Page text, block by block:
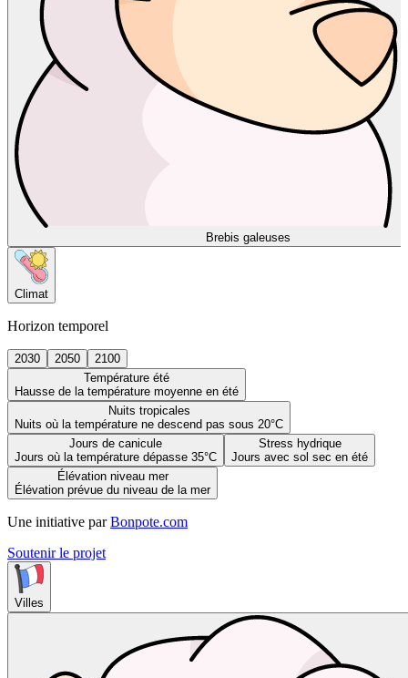
Brebis galeuses
Climat
Horizon temporel
2030 2050
2100
Température été
Hausse de la température moyenne en été
Nuits tropicales
Nuits où la température ne descend pas sous 20°C
Jours de canicule
Jours où la température dépasse 35°C
Stress hydrique
Jours avec sol sec en été
Élévation niveau mer
Élévation prévue du niveau de la mer
Une initiative par Bonpote.com
Soutenir le projet
Villes